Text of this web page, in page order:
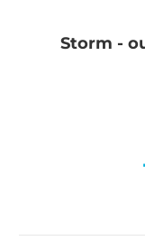
Storm -